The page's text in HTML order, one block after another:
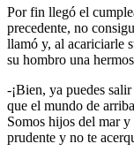
Por fin llegó el
precedente, no
llamó y, al acariciarle
su hombro una
-¡Bien, ya puedes
que el mundo de
Somos hijos del mar
prudente y no te